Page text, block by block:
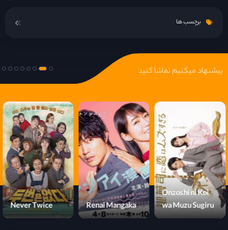
برچسب ها
پیشنهاد میکنیم تماشا کنید
Onzoshi ni Koi
wa Muzu Sugiru
Renai Mangaka
Never Twice